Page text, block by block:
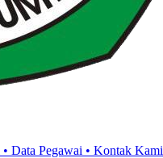
• Data Pegawai • Kontak Kami